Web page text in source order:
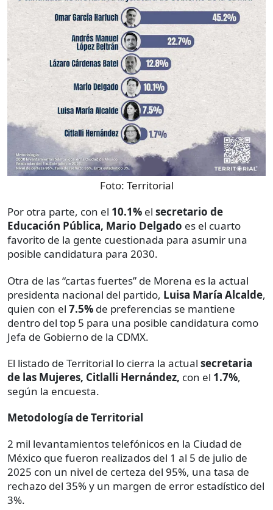
Foto: Territorial
Por otra parte, con el 10.1% el secretario de
Educación Pública, Mario Delgado es el cuarto
favorito de la gente cuestionada para asumir una
posible candidatura para 2030.
Otra de las “cartas fuertes” de Morena es la actual
presidenta nacional del partido, Luisa María Alcalde,
quien con el 7.5% de preferencias se mantiene
dentro del top 5 para una posible candidatura como
Jefa de Gobierno de la CDMX.
El listado de Territorial lo cierra la actual secretaria
de las Mujeres, Citlalli Hernández, con el 1.7%,
según la encuesta.
Metodología de Territorial
2 mil levantamientos telefónicos en la Ciudad de
México que fueron realizados del 1 al 5 de julio de
2025 con un nivel de certeza del 95%, una tasa de
rechazo del 35% y un margen de error estadístico del
3%.